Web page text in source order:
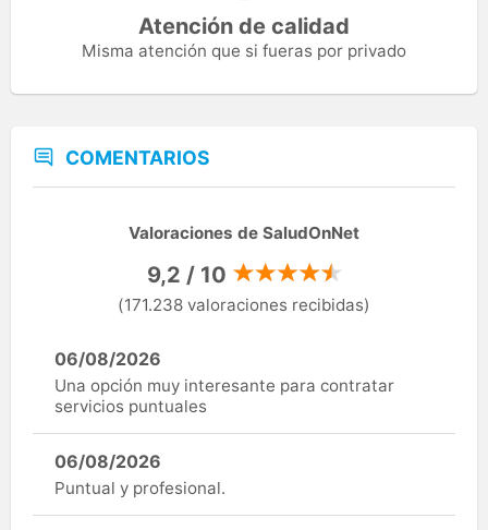
Atención de calidad
Misma atención que si fueras por privado
COMENTARIOS
Valoraciones de SaludOnNet
9,2 / 10
(171.238 valoraciones recibidas)
06/08/2026
Una opción muy interesante para contratar
servicios puntuales
06/08/2026
Puntual y profesional.